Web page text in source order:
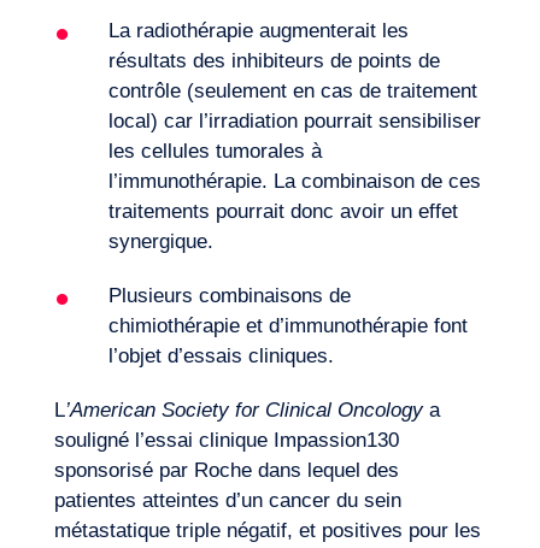
Nous contacter
La radiothérapie augmenterait les
résultats des inhibiteurs de points de
contrôle (seulement en cas de traitement
local) car l’irradiation pourrait sensibiliser
les cellules tumorales à
l’immunothérapie. La combinaison de ces
traitements pourrait donc avoir un effet
synergique.
Plusieurs combinaisons de
chimiothérapie et d’immunothérapie font
l’objet d’essais cliniques.
L’American Society for Clinical Oncologya
souligné l’essai clinique Impassion130
sponsorisé par Roche dans lequel des
patientes atteintes d’un cancer du sein
métastatique triple négatif, et positives pour les